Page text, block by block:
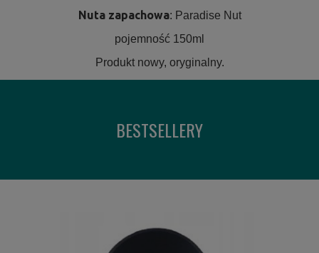
Nuta zapachowa: Paradise Nut
pojemność 150ml
Produkt nowy, oryginalny.
BESTSELLERY